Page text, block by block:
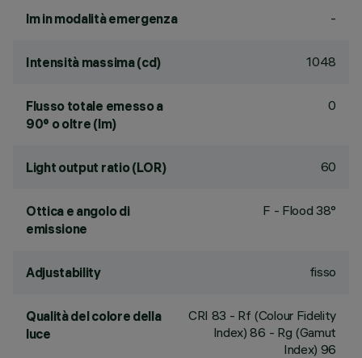
lm in modalità emergenza -
Intensità massima (cd) 1048
Flusso totale emesso a
90° o oltre (lm)
0
Light output ratio (LOR) 60
Ottica e angolo di
emissione
F - Flood 38°
Adjustability fisso
Qualità del colore della
luce
CRI 83 - Rf (Colour Fidelity
Index) 86 - Rg (Gamut
Index) 96